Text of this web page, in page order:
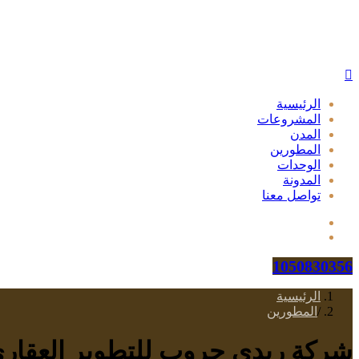
الرئيسية
المشروعات
المدن
المطورين
الوحدات
المدونة
تواصل معنا
1050830356
الرئيسية
/ المطورين
شركة ريدي جروب للتطوير